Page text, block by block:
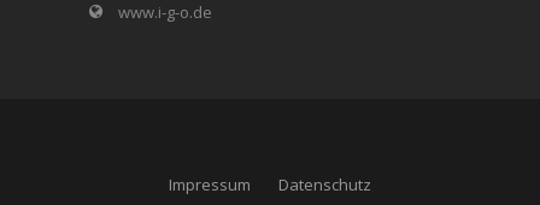
www.i-g-o.de
Impressum Datenschutz